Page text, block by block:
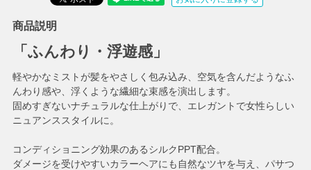
商品説明
「ふんわり・浮遊感」
軽やかなミストが髪をやさしく包み込み、空気を含んだようなふ
んわり感や、浮くような繊細な束感を演出します。
固めすぎないナチュラルな仕上がりで、エレガントで女性らしい
ニュアンススタイルに。
コンディショニング効果のあるシルクPPT配合。
ダメージを受けやすいカラーヘアにも自然なツヤを与え、パサつ